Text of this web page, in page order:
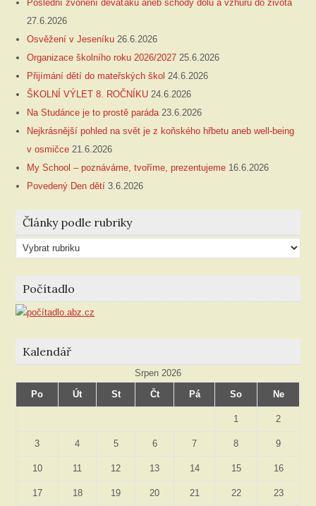
Poslední zvonění deváťáků aneb schody dolů a vzhůru do života
27.6.2026
Osvěžení v Jeseníku 26.6.2026
Organizace školního roku 2026/2027 25.6.2026
Přijímání dětí do mateřských škol 24.6.2026
ŠKOLNÍ VÝLET 8. ROČNÍKU 24.6.2026
Na Studánce je to prostě paráda 23.6.2026
Nejkrásnější pohled na svět je z koňského hřbetu aneb well-being
v osmičce 21.6.2026
My School – poznáváme, tvoříme, prezentujeme 16.6.2026
Povedený Den dětí 3.6.2026
Články podle rubriky
Články
podle
rubriky
Počítadlo
Kalendář
Srpen 2026
Po
Út St Čt Pá So Ne
1 2
3 4 5 6 7 8 9
10 11 12 13 14 15 16
17 18 19 20 21 22 23